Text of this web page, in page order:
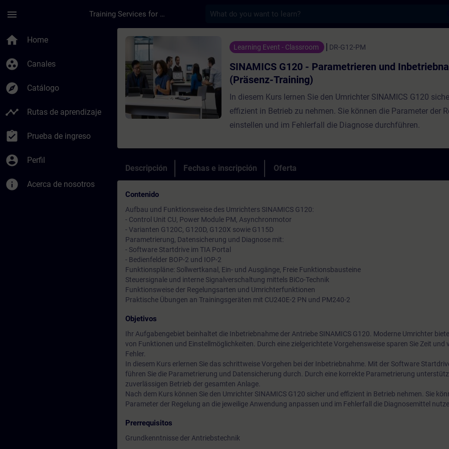
menu Training Services for Digital Industries
home Home
group_work Canales
explore Catálogo
timeline Rutas de aprendizaje
assignment_turned_in Prueba de ingreso
account_circle Perfil
info Acerca de nosotros
Curso - SINAMICS G120 - Parametrieren und
Learning Event - Classroom DR-G12-PM
SINAMICS G120 - Parametrieren und
(Präsenz-Training)
In diesem Kurs lernen Sie den Umrichter SINAMICS G120
effizient in Betrieb zu nehmen. Sie können die Parameter der
einstellen und im Fehlerfall die Diagnose durchführen.
Descripción Fechas e inscripción Oferta
Contenido
Aufbau und Funktionsweise des Umrichters SINAMICS G120:
- Control Unit CU, Power Module PM, Asynchronmotor
- Varianten G120C, G120D, G120X sowie G115D
Parametrierung, Datensicherung und Diagnose mit:
- Software Startdrive im TIA Portal
- Bedienfelder BOP-2 und IOP-2
Funktionspläne: Sollwertkanal, Ein- und Ausgänge, Freie Funktionsbausteine
Steuersignale und interne Signalverschaltung mittels BiCo-Technik
Funktionsweise der Regelungsarten und Umrichterfunktionen
Praktische Übungen an Trainingsgeräten mit CU240E-2 PN und PM240-2
Objetivos
Ihr Aufgabengebiet beinhaltet die Inbetriebnahme der Antriebe SINAMICS G120. Moderne Umrichter
von Funktionen und Einstellmöglichkeiten. Durch eine zielgerichtete Vorgehensweise sparen Sie Zeit und
Fehler.
In diesem Kurs erlernen Sie das schrittweise Vorgehen bei der Inbetriebnahme. Mit der Software
führen Sie die Parametrierung und Datensicherung durch. Durch eine korrekte Parametrierung
zuverlässigen Betrieb der gesamten Anlage.
Nach dem Kurs können Sie den Umrichter SINAMICS G120 sicher und effizient in Betrieb nehmen. Sie
Parameter der Regelung an die jeweilige Anwendung anpassen und im Fehlerfall die Diagnosemittel
Prerrequisitos
Grundkenntnisse der Antriebstechnik